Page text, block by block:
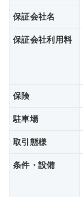
保証会社名
保証会社利用料
保険
駐車場
取引態様
条件・設備